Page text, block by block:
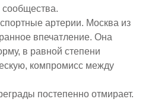
сообщества.
артерии. Москва из
впечатление. Она
в равной степени
компромисс между
постепенно отмирает.